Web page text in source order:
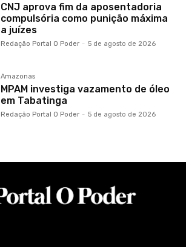
CNJ aprova fim da aposentadoria
compulsória como punição máxima
a juízes
Redação Portal O Poder - 5 de agosto de 2026
Amazonas
MPAM investiga vazamento de óleo
em Tabatinga
Redação Portal O Poder - 5 de agosto de 2026